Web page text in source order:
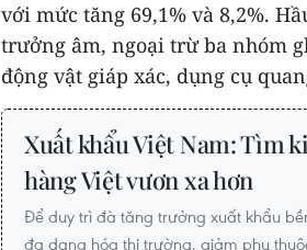
với mức tăng 69,1% và 8,2%.
trưởng âm, ngoại trừ ba nhóm
động vật giáp xác, dụng cụ
Xuất khẩu Việt Nam: Tìm
hàng Việt vươn xa hơn
Để duy trì đà tăng trưởng xuất khẩu
đa dạng hóa thị trường, giảm phụ